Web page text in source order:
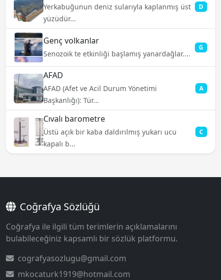
Yerkabuğunun deniz sularıyla kaplanmış üst
yüzüdür...
D
Genç volkanlar
Senozoik te etkinliği başlamış yanardağlar....
G
AFAD
AFAD (Afet ve Acil Durum Yönetimi
Başkanlığı): Tür...
A
Cıvalı barometre
Üstü açık bir kaba daldırılmış yukarı ucu
kapalı b...
C
Coğrafya Sözlüğü
Coğrafya ile ilgili tüm terimlerin açıklamalarını
bulabileceğiniz kapsamlı bir sözlük platformu.
cografyasozlugu@gmail.com
mkocaturk1919@hotmail.com